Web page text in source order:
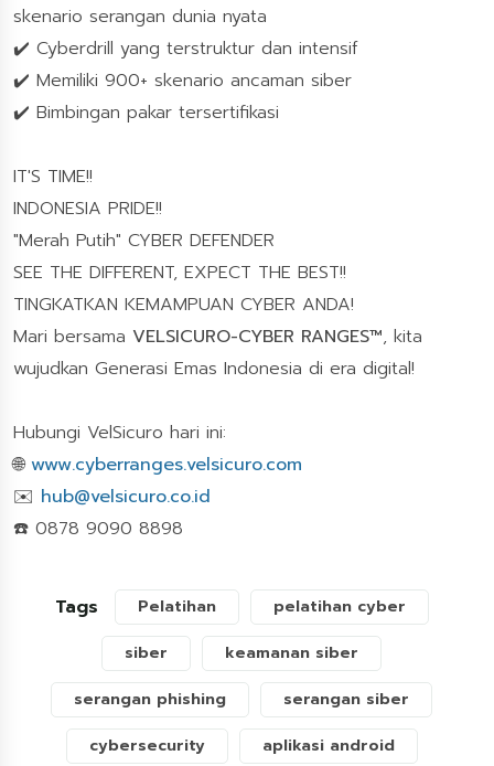
skenario serangan dunia nyata
✔️ Cyberdrill yang terstruktur dan intensif
✔️ Memiliki 900+ skenario ancaman siber
✔️ Bimbingan pakar tersertifikasi
IT'S TIME!!
INDONESIA PRIDE!!
"Merah Putih" CYBER DEFENDER
SEE THE DIFFERENT, EXPECT THE BEST!!
TINGKATKAN KEMAMPUAN CYBER ANDA!
Mari bersama VELSICURO-CYBER RANGES™, kita
wujudkan Generasi Emas Indonesia di era digital!
Hubungi VelSicuro hari ini:
🌐 www.cyberranges.velsicuro.com
✉️ hub@velsicuro.co.id
☎️ 0878 9090 8898
Tags Pelatihan
pelatihan cyber
siber
keamanan siber
serangan phishing
serangan siber
cybersecurity
aplikasi android